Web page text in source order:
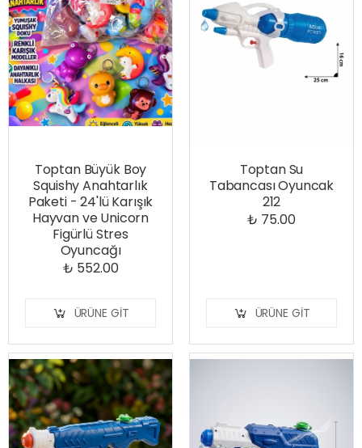
Toptan Büyük Boy
Squishy Anahtarlık
Paketi - 24'lü Karışık
Hayvan ve Unicorn
Figürlü Stres
Oyuncağı
₺ 552.00
ÜRÜNE GIT
Toptan Su
Tabancası Oyuncak
212
₺ 75.00
ÜRÜNE GIT